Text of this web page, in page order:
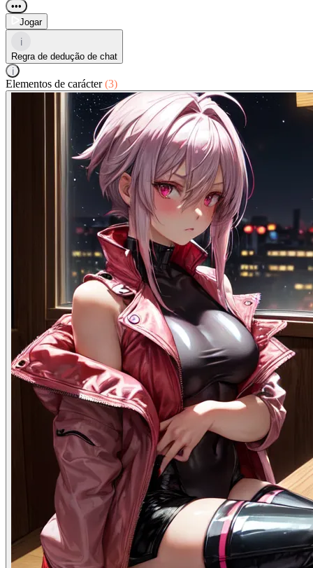
•••
Jogar
i
Regra de dedução de chat
i
Elementos de carácter(3)